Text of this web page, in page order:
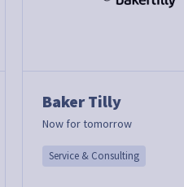
Baker Tilly
Now for tomorrow
Service & Consulting